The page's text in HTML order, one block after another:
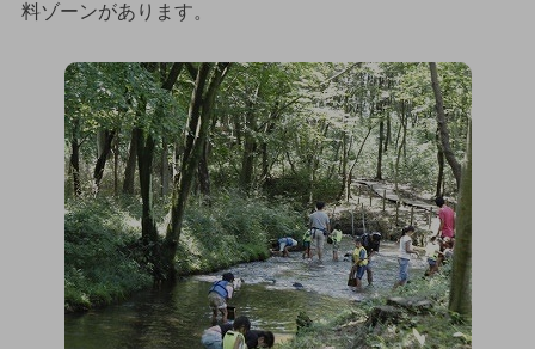
料ゾーンがあります。